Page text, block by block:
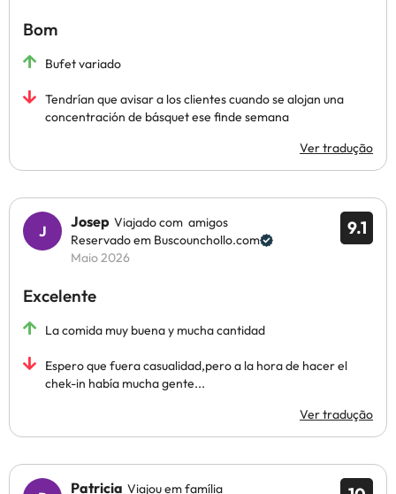
Bom
Bufet variado
Tendrían que avisar a los clientes cuando se alojan una
concentración de básquet ese finde semana
Ver tradução
9.1
Josep Viajado com amigos
Reservado em Buscounchollo.com
Maio 2026
Excelente
La comida muy buena y mucha cantidad
Espero que fuera casualidad,pero a la hora de hacer el
chek-in había mucha gente...
Ver tradução
Patricia Viajou em família